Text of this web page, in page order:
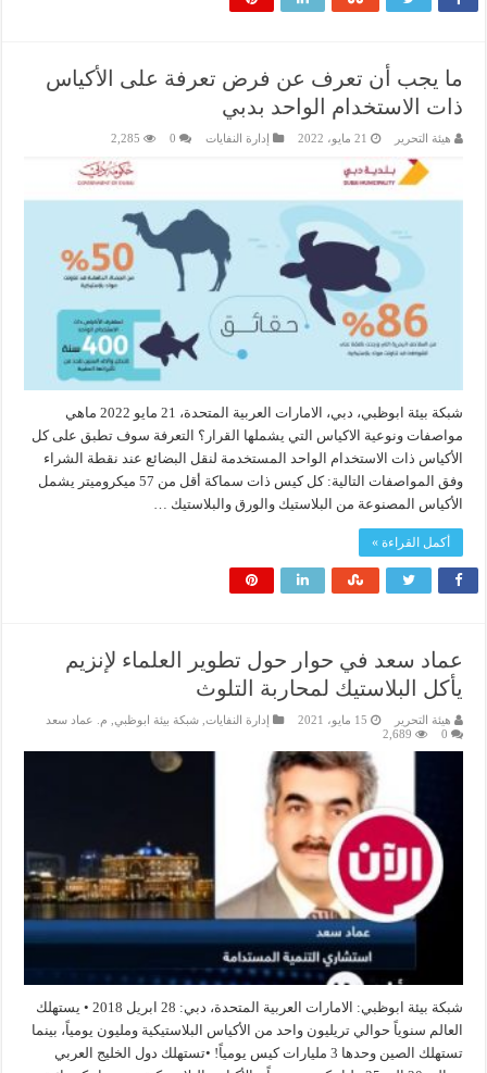
ما يجب أن تعرف عن فرض تعرفة على الأكياس
ذات الاستخدام الواحد بدبي
هيئة التحرير 21 مايو، 2022 إدارة النفايات 0
2,285
شبكة بيئة ابوظبي، دبي، الامارات العربية المتحدة، 21 مايو 2022 ماهي
مواصفات ونوعية الاكياس التي يشملها القرار؟ التعرفة سوف تطبق على كل
الأكياس ذات الاستخدام الواحد المستخدمة لنقل البضائع عند نقطة الشراء
وفق المواصفات التالية: كل كيس ذات سماكة أقل من 57 ميكروميتر يشمل
الأكياس المصنوعة من البلاستيك والورق والبلاستيك …
أكمل القراءة »
عماد سعد في حوار حول تطوير العلماء لإنزيم
يأكل البلاستيك لمحاربة التلوث
هيئة التحرير 15 مايو، 2021 إدارة النفايات, شبكة بيئة ابوظبي
م. عماد سعد
0
2,689
شبكة بيئة ابوظبي: الامارات العربية المتحدة، دبي: 28 ابريل 2018 • يستهلك
العالم سنوياً حوالي تريليون واحد من الأكياس البلاستيكية ومليون يومياً، بينما
تستهلك الصين وحدها 3 مليارات كيس يومياً! •تستهلك دول الخليج العربي